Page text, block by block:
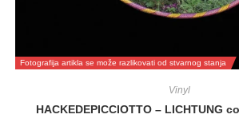
Fotografija artikla se može razlikovati od stvarnog stanja
Vinyl
HACKEDEPICCIOTTO – LICHTUNG